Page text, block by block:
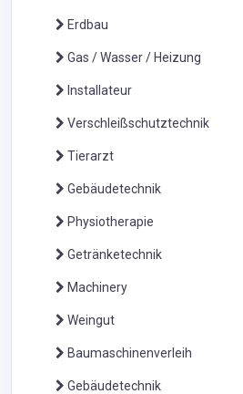
Erdbau
Gas / Wasser / Heizung
Installateur
Verschleißschutztechnik
Tierarzt
Gebäudetechnik
Physiotherapie
Getränketechnik
Machinery
Weingut
Baumaschinenverleih
Gebäudetechnik